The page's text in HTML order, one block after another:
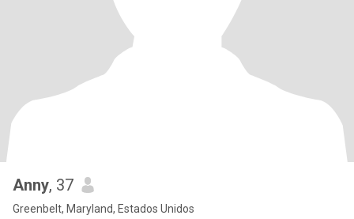
Anny, 37
Greenbelt, Maryland, Estados Unidos